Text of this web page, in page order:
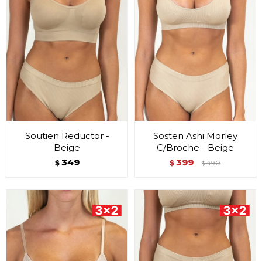
Soutien Reductor -
Beige
$ 349
Sosten Ashi Morley
C/Broche - Beige
$ 399 $ 490